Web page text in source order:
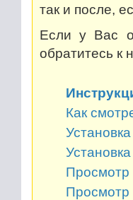
так и после,
Если у Вас
обратитесь к
Как
Просмотр
Просмотр